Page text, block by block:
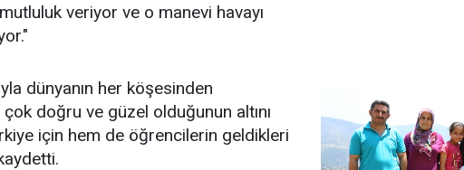
veriyor ve o manevi havayı
dünyanın her köşesinden
doğru ve güzel olduğunun altını
için hem de öğrencilerin geldikleri